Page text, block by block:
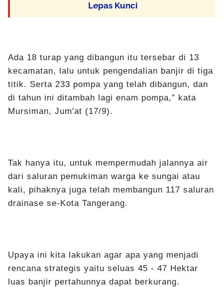
Lepas Kunci
Ada 18 turap yang dibangun itu tersebar di 13
kecamatan, lalu untuk pengendalian banjir di tiga
titik. Serta 233 pompa yang telah dibangun, dan
di tahun ini ditambah lagi enam pompa,” kata
Mursiman, Jum'at (17/9).
Tak hanya itu, untuk mempermudah jalannya air
dari saluran pemukiman warga ke sungai atau
kali, pihaknya juga telah membangun 117 saluran
drainase se-Kota Tangerang.
Upaya ini kita lakukan agar apa yang menjadi
rencana strategis yaitu seluas 45 - 47 Hektar
luas banjir pertahunnya dapat berkurang.